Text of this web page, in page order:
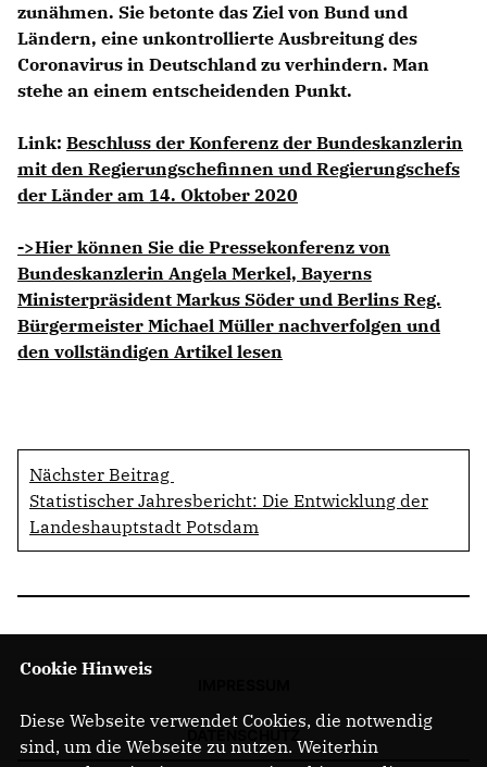
zunähmen. Sie betonte das Ziel von Bund und
Ländern, eine unkontrollierte Ausbreitung des
Coronavirus in Deutschland zu verhindern. Man
stehe an einem entscheidenden Punkt.
Link: Beschluss der Konferenz der Bundeskanzlerin
mit den Regierungschefinnen und Regierungschefs
der Länder am 14. Oktober 2020
->Hier können Sie die Pressekonferenz von
Bundeskanzlerin Angela Merkel, Bayerns
Ministerpräsident Markus Söder und Berlins Reg.
Bürgermeister Michael Müller nachverfolgen und
den vollständigen Artikel lesen
Nächster Beitrag
Statistischer Jahresbericht: Die Entwicklung der
Landeshauptstadt Potsdam
Cookie Hinweis
Diese Webseite verwendet Cookies, die notwendig
sind, um die Webseite zu nutzen. Weiterhin